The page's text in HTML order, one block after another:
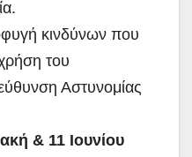
κινδύνων που
του
Αστυνομίας
& 11 Ιουνίου